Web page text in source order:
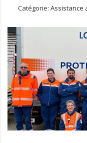
Catégorie: Assistance